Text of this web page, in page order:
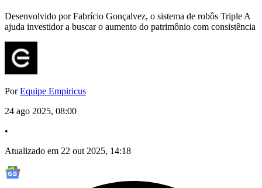
Desenvolvido por Fabrício Gonçalvez, o sistema de robôs Triple A
ajuda investidor a buscar o aumento do patrimônio com consistência
PorEquipe Empiricus
24 ago 2025, 08:00
•
Atualizado em 22 out 2025, 14:18